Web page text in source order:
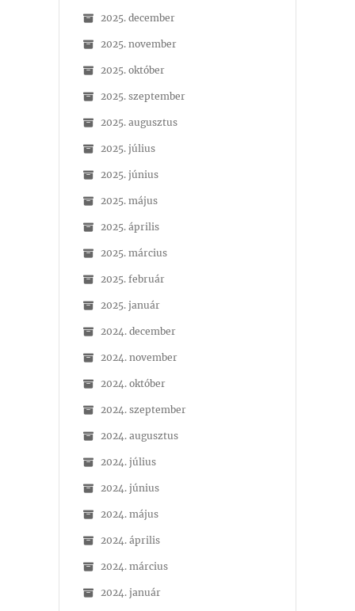
2025. december
2025. november
2025. október
2025. szeptember
2025. augusztus
2025. július
2025. június
2025. május
2025. április
2025. március
2025. február
2025. január
2024. december
2024. november
2024. október
2024. szeptember
2024. augusztus
2024. július
2024. június
2024. május
2024. április
2024. március
2024. január